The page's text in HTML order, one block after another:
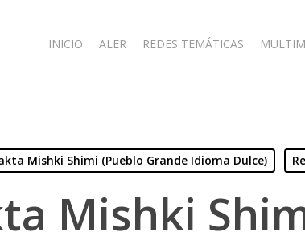
INICIO ALER REDES TEMÁTICAS
Mishki Shimi (Pueblo Grande Idioma Dulce)
Mishki